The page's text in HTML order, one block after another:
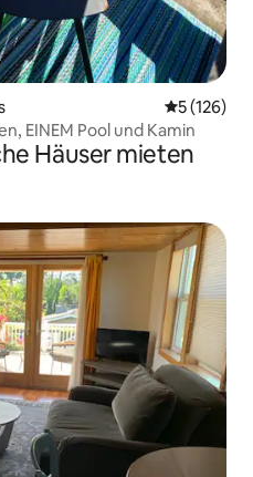
5 (126)
EINEM Pool und Kamin
Häuser mieten